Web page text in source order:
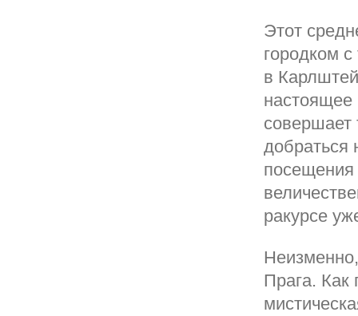
Этот
городком
в
настоящее
совершает
добраться
ракурсе
Прага. Как